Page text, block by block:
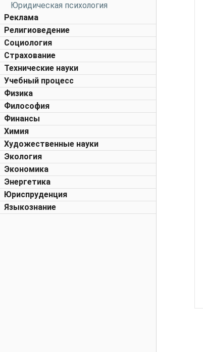
Юридическая психология
Реклама
Религиоведение
Социология
Страхование
Технические науки
Учебный процесс
Физика
Философия
Финансы
Химия
Художественные науки
Экология
Экономика
Энергетика
Юриспруденция
Языкознание